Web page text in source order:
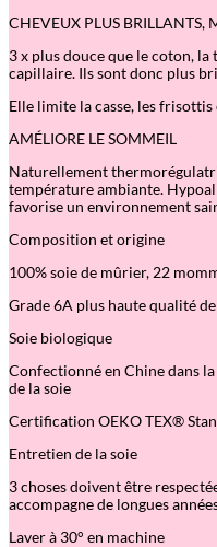
CHEVEUX PLUS BRILLANTS,
3 x plus douce que le coton,
capillaire. Ils sont donc plus
Elle limite la casse, les
AMÉLIORE LE SOMMEIL
Naturellement
température ambiante.
favorise un environnement
Composition et origine
100% soie de mûrier, 22
Grade 6A plus haute qualité
Soie biologique
Confectionné en Chine dans
de la soie
Certification OEKO TEX®
Entretien de la soie
3 choses doivent être
accompagne de longues
Laver à 30° en machine